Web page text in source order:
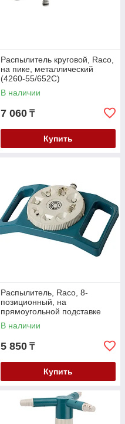
Распылитель круговой, Raco,
на пике, металлический
(4260-55/652C)
В наличии
7 060 ₸
Купить
Распылитель, Raco, 8-
позиционный, на
прямоугольной подставке
(4260-55/662C)
В наличии
5 850 ₸
Купить